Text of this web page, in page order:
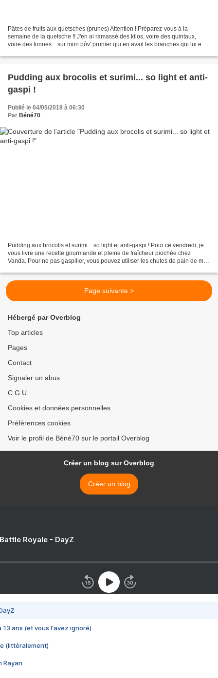
Pâtes de fruits aux quetsches (prunes) Attention ! Préparez-vous à la
semaine de la quetsche !! J'en ai ramassé des kilos, voire des quintaux,
voire des tonnes... sur mon pôv' prunier qui en avait les branches qui lui en
Pudding aux brocolis et surimi... so light et anti-
gaspi !
Publié le 04/05/2018 à 06:30
Par Béné70
Pudding aux brocolis et surimi... so light et anti-gaspi ! Pour ce vendredi, je
vous livre une recette gourmande et pleine de fraîcheur piochée chez
Vanda. Pour ne pas gaspiller, vous pouvez utiliser les chutes de pain de mie
Page suivante >
Hébergé par Overblog
Top articles
Pages
Contact
Signaler un abus
C.G.U.
Cookies et données personnelles
Préférences cookies
Voir le profil de Béné70 sur le portail Overblog
Créer un blog sur Overblog
Créer un blog
Royale - DayZ
13 ans (et vous l'avez ignoré)
(littéralement)
Rayan